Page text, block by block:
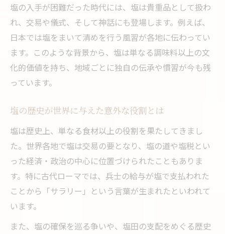
塩文化の伝承が生活様式に与えた変化を解
説
塩の伝統と現代への受け継がれ方を深掘り
塩田制度や地域ごとの塩文化の違いに注目
塩の民俗行事が今も残る理由を考える
究
塩田制度が変化した背景とその影響
塩田制度の変遷がもたらした社会的影響
塩田禁止の理由と塩文化への波及効果
塩業制度改革が地域社会に及ぼした変化
塩田の廃止と新たな塩づくりの模索
塩の神話や清め文化を受け継ぐ意義
塩の入手が困難だった時代には、塩は貴重品として扱わ
れ、交易や儀式、そして神話にも登場します。例えば、
日本では塩をまいて清めを行う風習が各地に伝わってい
ます。このような背景から、塩は単なる調味料以上の文
化的価値を持ち、地域ごとに独自の伝承や慣習が今も残
っています。
塩の歴史が世界に与えた意外な役割とは
塩は歴史上、単なる食材以上の役割を果たしてきまし
た。世界各地で塩は交易の要となり、塩の道や塩税とい
った経済・政治の中心に位置づけられたこともありま
す。特に古代ローマでは、兵士の給与が塩で支払われた
ことから「サラリー」という言葉が生まれたといわれて
います。
また、塩の確保を巡る争いや、塩田の支配をめぐる歴史